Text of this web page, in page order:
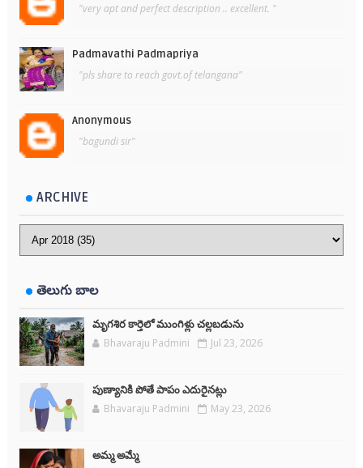
"very apt and perfect description .. excellent. "
Padmavathi Padmapriya
"pls share to reach govt.of telangana"
Anonymous
"bagundi sir"
ARCHIVE
తెలుగు బాల
మృగశిర కార్తెలో ముంగిళ్లు చల్లబడును
Bhavaraju Padmini Jul 23, 2026
పుణ్యానికి పోతే పాపం ఎదురైనట్లు
Bhavaraju Padmini May 23, 2026
అమ్మ అమ్మే